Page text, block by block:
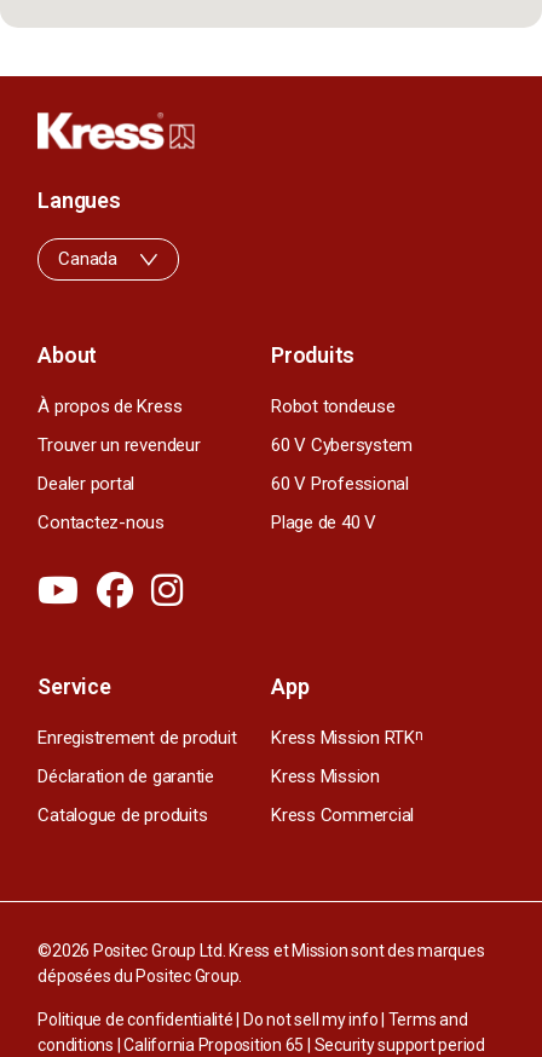
About
À propos de Kress
Trouver un revendeur
Dealer portal
Contactez-nous
Produits
Robot tondeuse
60 V Cybersystem
60 V Professional
Plage de 40 V
Service
Enregistrement de produit
Déclaration de garantie
Catalogue de produits
App
Kress Mission RTKn
Kress Mission
Kress Commercial
Langues
Canada
©2026 Positec Group Ltd. Kress et Mission sont des marques
déposées du Positec Group.
Politique de confidentialité | Do not sell my info| Terms and
conditions |California Proposition 65 | Security support period